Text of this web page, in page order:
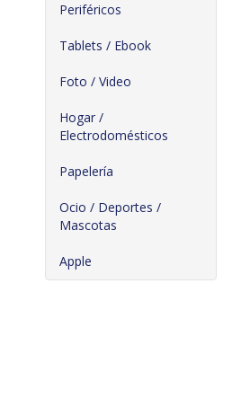
Periféricos
Tablets / Ebook
Foto / Video
Hogar /
Electrodomésticos
Papelería
Ocio / Deportes /
Mascotas
Apple